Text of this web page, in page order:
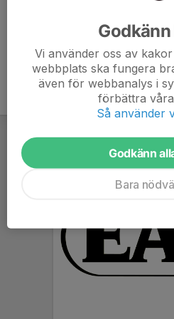
Vi använder oss av
webbplats ska fungera
även för webbanalys i
förbättra
Så använder
Godkänn
Bara